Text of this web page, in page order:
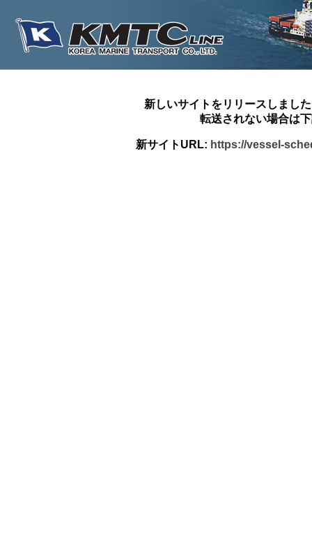
新しいサイトをリリースしまし
転送されない場合は
新サイトURL: https://vessel-